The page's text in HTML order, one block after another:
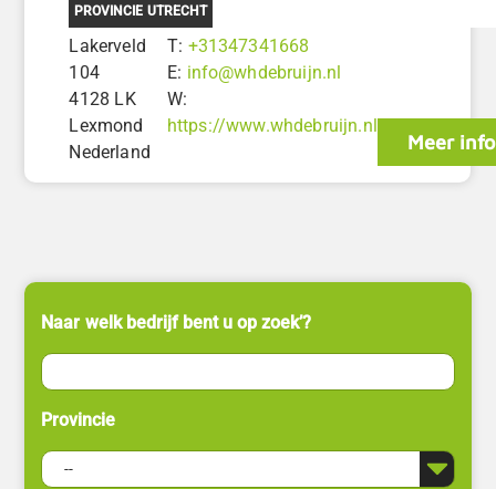
PROVINCIE UTRECHT
Lakerveld
104
4128 LK
Lexmond
Nederland
T: +31347341668
E: info@whdebruijn.nl
W:
https://www.whdebruijn.nl
Meer
Naar welk bedrijf bent u op zoek’?
Provincie